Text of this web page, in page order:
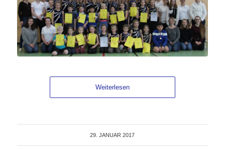
Weiterlesen
29. JANUAR 2017